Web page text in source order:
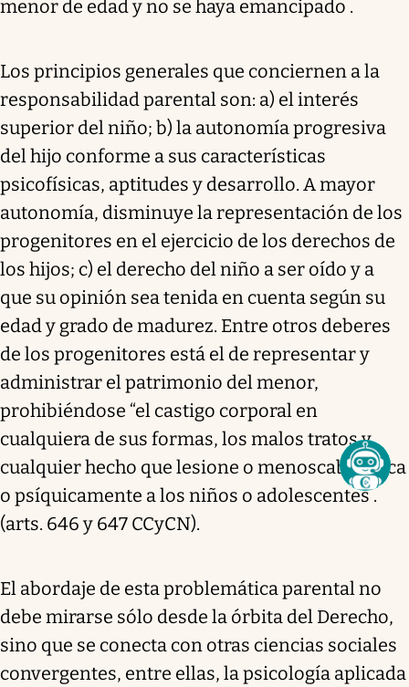
menor de edad y no se haya emancipado .
Los principios generales que conciernen a la
responsabilidad parental son: a) el interés
superior del niño; b) la autonomía progresiva
del hijo conforme a sus características
psicofísicas, aptitudes y desarrollo. A mayor
autonomía, disminuye la representación de los
progenitores en el ejercicio de los derechos de
los hijos; c) el derecho del niño a ser oído y a
que su opinión sea tenida en cuenta según su
edad y grado de madurez. Entre otros deberes
de los progenitores está el de representar y
administrar el patrimonio del menor,
prohibiéndose “el castigo corporal en
cualquiera de sus formas, los malos tratos y
cualquier hecho que lesione o menoscabe física
o psíquicamente a los niños o adolescentes .
(arts. 646 y 647 CCyCN).
El abordaje de esta problemática parental no
debe mirarse sólo desde la órbita del Derecho,
sino que se conecta con otras ciencias sociales
convergentes, entre ellas, la psicología aplicada